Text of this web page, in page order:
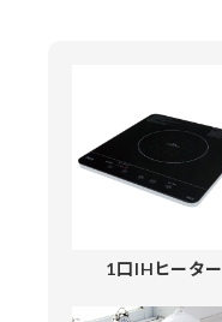
1口IHヒーター